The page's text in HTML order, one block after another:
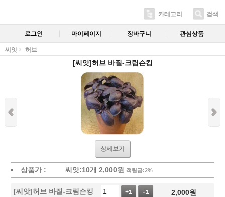
카테고리 검색
로그인 마이페이지 장바구니 관심상품
씨앗 허브
[씨앗]허브 바질-크림슨킹
상세보기
상품가 : 씨앗:10개 2,000원 적립금:2%
[씨앗]허브 바질-크림슨킹 +1 -1 2,000원